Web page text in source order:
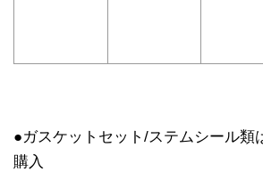
●ガスケットセット/ステムシール類
購入